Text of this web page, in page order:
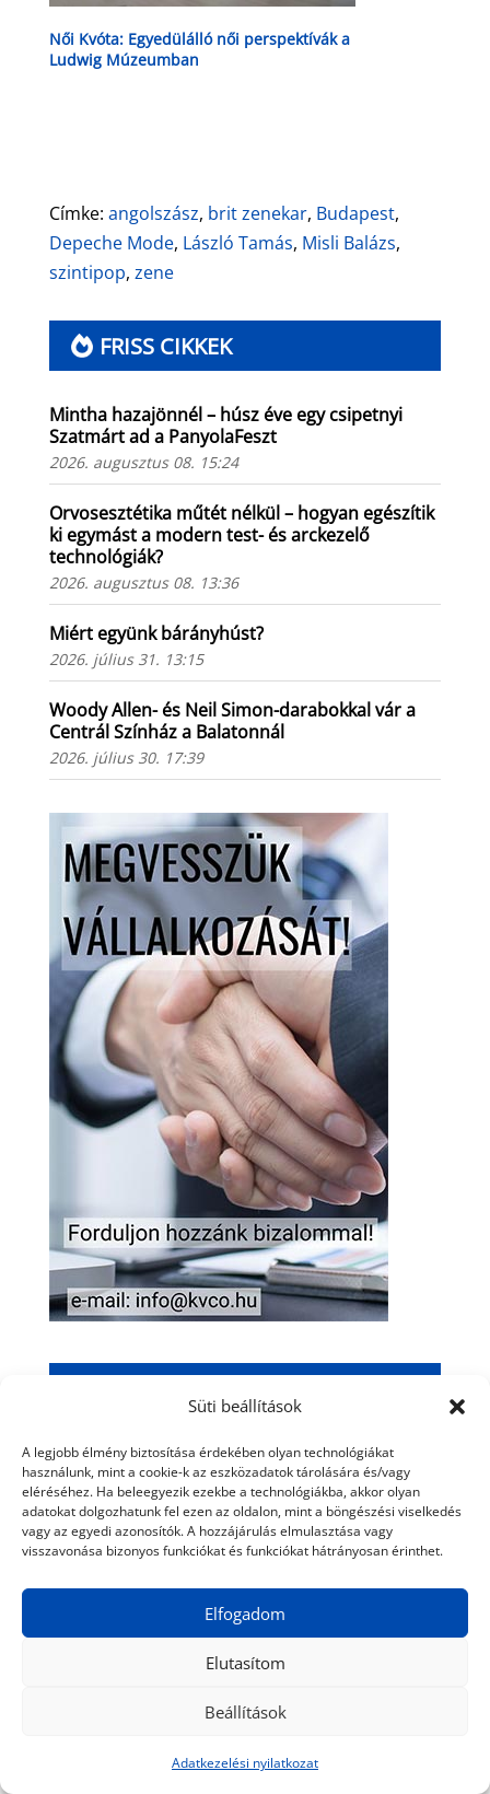
Süti beállítások
A legjobb élmény biztosítása érdekében olyan technológiákat
használunk, mint a cookie-k az eszközadatok tárolására és/vagy
eléréséhez. Ha beleegyezik ezekbe a technológiákba, akkor olyan
adatokat dolgozhatunk fel ezen az oldalon, mint a böngészési viselkedés
vagy az egyedi azonosítók. A hozzájárulás elmulasztása vagy
visszavonása bizonyos funkciókat és funkciókat hátrányosan érinthet.
Elfogadom
Elutasítom
Beállítások
Adatkezelési nyilatkozat
Női Kvóta: Egyedülálló női perspektívák a
Ludwig Múzeumban
Címke: angolszász, brit zenekar, Budapest,
Depeche Mode, László Tamás, Misli Balázs,
szintipop, zene
FRISS CIKKEK
Mintha hazajönnél – húsz éve egy csipetnyi
Szatmárt ad a PanyolaFeszt
2026. augusztus 08. 15:24
Orvosesztétika műtét nélkül – hogyan egészítik
ki egymást a modern test- és arckezelő
technológiák?
2026. augusztus 08. 13:36
Miért együnk bárányhúst?
2026. július 31. 13:15
Woody Allen- és Neil Simon-darabokkal vár a
Centrál Színház a Balatonnál
2026. július 30. 17:39
Élmények a nagyvilágban
Élmények itthon
Kulturális élmények
Gasztro élmények
Élmények a konyhában